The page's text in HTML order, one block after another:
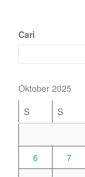
Cari
Oktober 2025
S
S
6
7